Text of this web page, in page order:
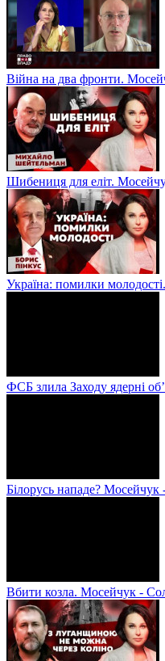
Війна на два фронти.
Шибениця для еліт.
Україна: помилки
ФСБ злила Заходу ядерні
Білорусь нападе? Мосейчук
Вбити козла. Мосейчук -